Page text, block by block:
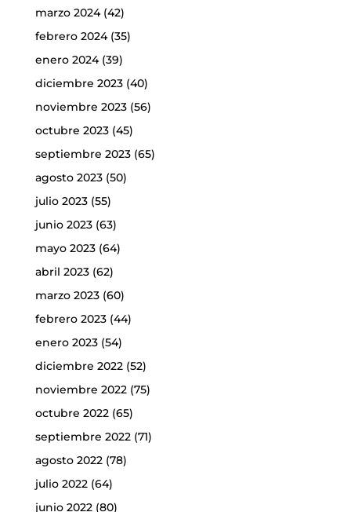
marzo 2024(42)
febrero 2024(35)
enero 2024(39)
diciembre 2023(40)
noviembre 2023(56)
octubre 2023(45)
septiembre 2023(65)
agosto 2023(50)
julio 2023(55)
junio 2023(63)
mayo 2023(64)
abril 2023(62)
marzo 2023(60)
febrero 2023(44)
enero 2023(54)
diciembre 2022(52)
noviembre 2022(75)
octubre 2022(65)
septiembre 2022(71)
agosto 2022(78)
julio 2022(64)
junio 2022(80)